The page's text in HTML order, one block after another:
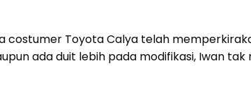
costumer Toyota Calya telah
ada duit lebih pada modifikasi, Iwan